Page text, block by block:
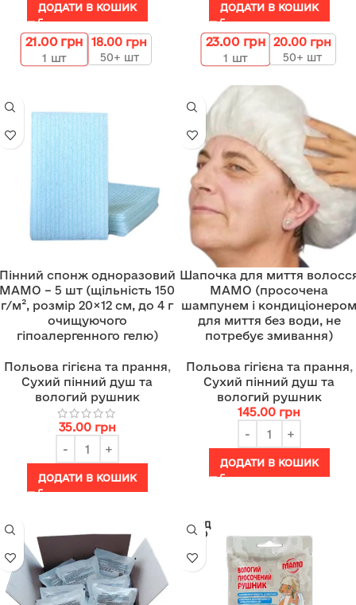
ДОДАТИ В КОШИК
21.00 грн
1 шт
18.00 грн
50+ шт
ДОДАТИ В КОШИК
23.00 грн
1 шт
20.00 грн
50+ шт
спонж одноразовий
МАМО – 5 шт (щільність 150
г/м², розмір 20×12 см, до 4 г
очищуючого
гіпоалергенного гелю)
Польова гігієна та прання,
Сухий пінний душ та
вологий рушник
35.00 грн
ДОДАТИ В КОШИК
Шапочка для миття
МАМО (просочена
шампунем і кондиціонером
для миття без води, не
потребує змивання)
Польова гігієна та прання,
Сухий пінний душ та
вологий рушник
145.00 грн
ДОДАТИ В КОШИК
ПРОД
АНО